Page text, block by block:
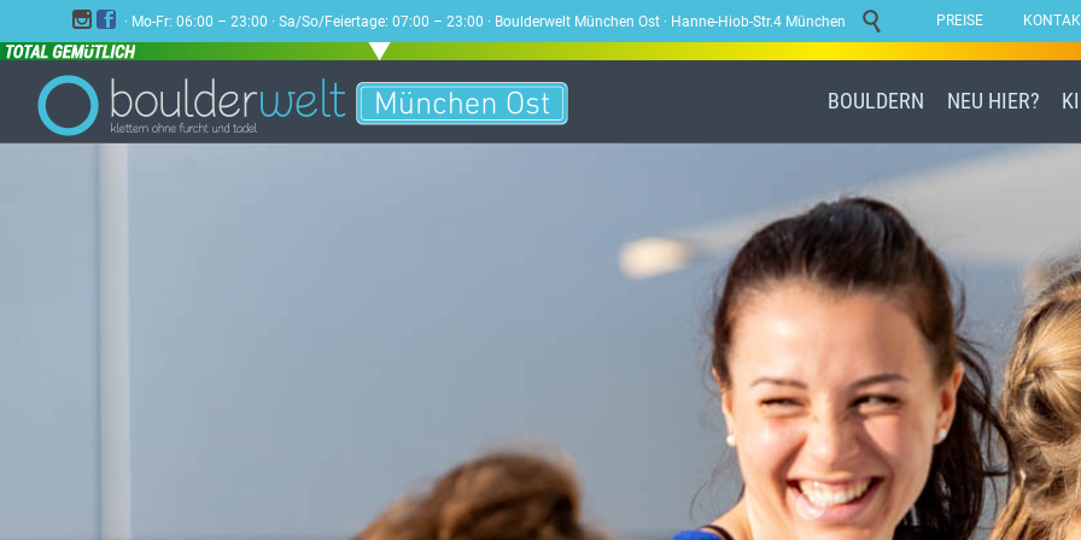
  · Mo-Fr: 06:00 – 23:00 · Sa/So/Feiertage: 07:00 – 23:00 · Boulderwelt München Ost · Hanne-Hiob-Str.4 München  PREISE
BOULDERN NEU HIER?